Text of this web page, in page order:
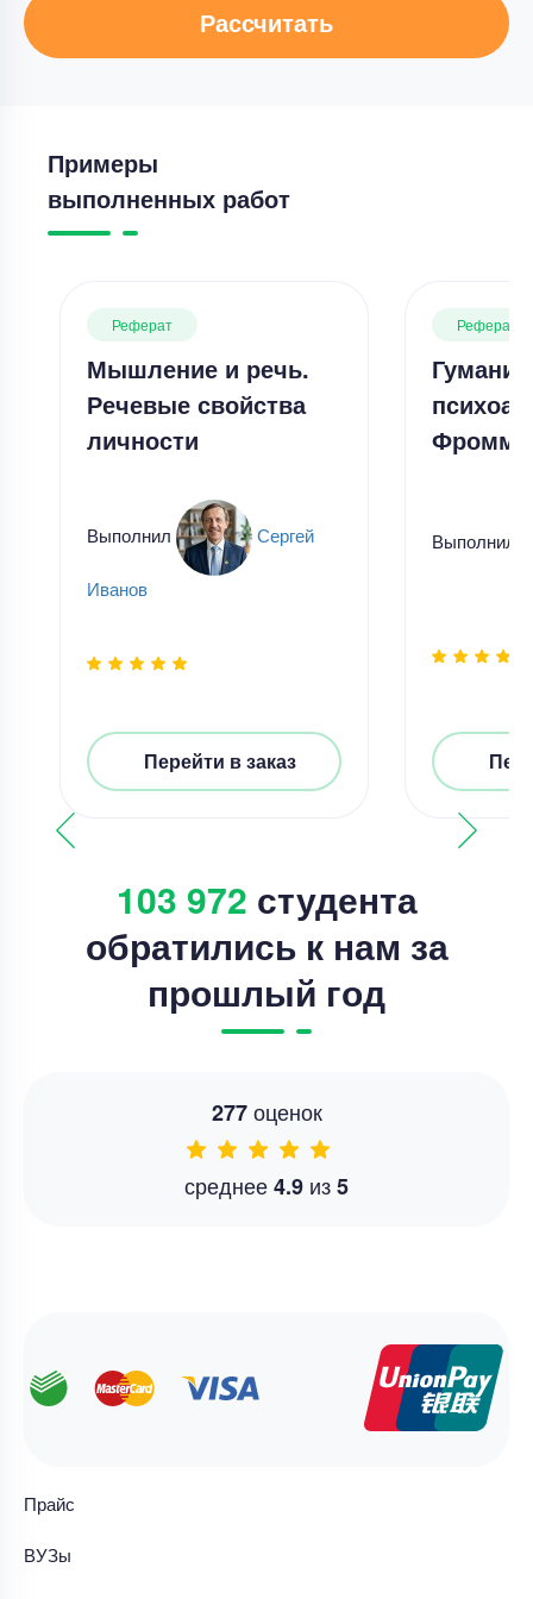
Рассчитать
Примеры
выполненных работ
Реферат
Мышление и речь.
Речевые свойства
личности
Выполнил Сергей
Иванов
Перейти в заказ
Реферат
Фромма
Выполнил
103 972 студента
обратились к нам за
прошлый год
277оценок
среднее4.9 из5
Прайс
ВУЗы